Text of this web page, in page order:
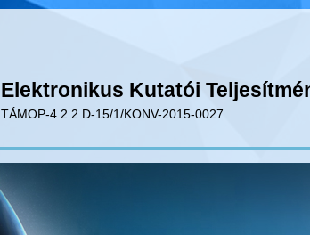
Elektronikus Kutatói
TÁMOP-4.2.2.D-15/1/KONV-2015-0027